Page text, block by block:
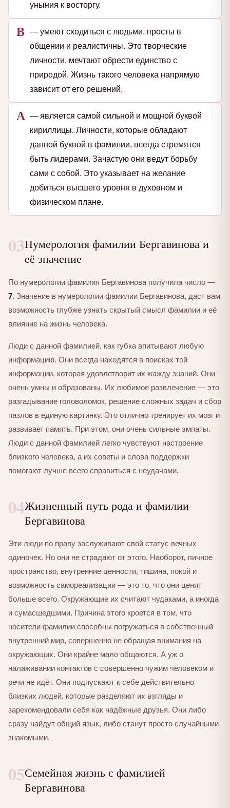
уныния к восторгу.
В — умеют сходиться с людьми, просты в
общении и реалистичны. Это творческие
личности, мечтают обрести единство с
природой. Жизнь такого человека напрямую
зависит от его решений.
А — является самой сильной и мощной буквой
кириллицы. Личности, которые обладают
данной буквой в фамилии, всегда стремятся
быть лидерами. Зачастую они ведут борьбу
сами с собой. Это указывает на желание
добиться высшего уровня в духовном и
физическом плане.
03Нумерология фамилии Бергавинова и
её значение
По нумерологии фамилия Бергавинова получила число —
7. Значение в нумерологии фамилии Бергавинова, даст вам
возможность глубже узнать скрытый смысл фамилии и её
влияние на жизнь человека.
Люди с данной фамилией, как губка впитывают любую
информацию. Они всегда находятся в поисках той
информации, которая удовлетворит их жажду знаний. Они
очень умны и образованы. Их любимое развлечение — это
разгадывание головоломок, решение сложных задач и сбор
пазлов в единую картинку. Это отлично тренирует их мозг и
развивает память. При этом, они очень сильные эмпаты.
Люди с данной фамилией легко чувствуют настроение
близкого человека, а их советы и слова поддержки
помогают лучше всего справиться с неудачами.
04Жизненный путь рода и фамилии
Бергавинова
Эти люди по праву заслуживают свой статус вечных
одиночек. Но они не страдают от этого. Наоборот, личное
пространство, внутренние ценности, тишина, покой и
возможность самореализации — это то, что они ценят
больше всего. Окружающие их считают чудаками, а иногда
и сумасшедшими. Причина этого кроется в том, что
носители фамилии способны погружаться в собственный
внутренний мир, совершенно не обращая внимания на
окружающих. Они крайне мало общаются. А уж о
налаживании контактов с совершенно чужим человеком и
речи не идёт. Они подпускают к себе действительно
близких людей, которые разделяют их взгляды и
зарекомендовали себя как надёжные друзья. Они либо
сразу найдут общий язык, либо станут просто случайными
знакомыми.
05Семейная жизнь с фамилией
Бергавинова